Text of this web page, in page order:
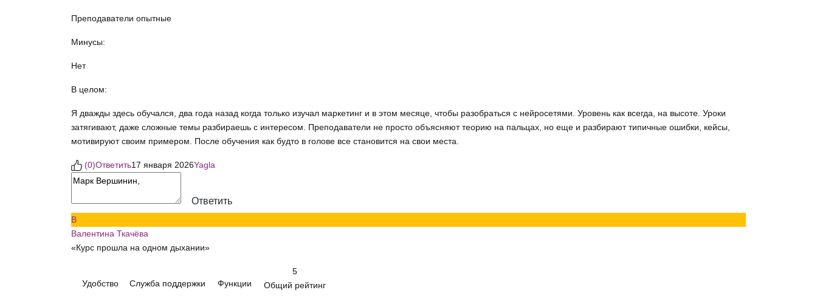
Преподаватели опытные
Минусы:
Нет
В целом:
Я дважды здесь обучался, два года назад когда только изучал маркетинг и в этом месяце, чтобы разобраться с нейросетями. Уровень как всегда, на высоте. Уроки
затягивают, даже сложные темы разбираешь с интересом. Преподаватели не просто объясняют теорию на пальцах, но еще и разбирают типичные ошибки, кейсы,
мотивируют своим примером. После обучения как будто в голове все становится на свои места.
(0)Ответить17 января 2026Yagla
Ответить
В
Валентина Ткачёва
«Курс прошла на одном дыхании»
Удобство Служба поддержки Функции
5
Общий рейтинг